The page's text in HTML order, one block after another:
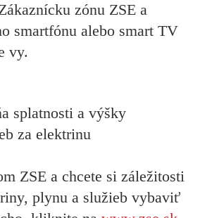
zónu ZSE a
smartfónu alebo smart TV
vy.
splatnosti a výšky
za elektrinu
ZSE a chcete si záležitosti
plynu a služieb vybaviť